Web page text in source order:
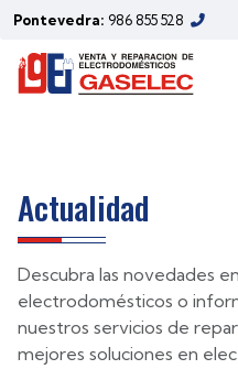
Pontevedra: 986 855 528
(Enero/2024)
Actualidad
Descubra las novedades
electrodomésticos o
nuestros servicios de
mejores soluciones en